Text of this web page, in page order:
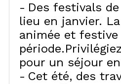
Des festivals
lieu en janvier.
animée et
pour un séjour
Cet été, des